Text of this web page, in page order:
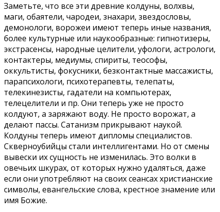
Заметьте, что все эти древние колдуны, волхвы,
маги, обаятели, чародеи, знахари, звездословы,
демонологи, ворожеи имеют теперь иные названия,
более культурные или наукообразные: гипнотизеры,
экстрасенсы, народные целители, уфологи, астрологи,
контактеры, медиумы, спириты, теософы,
оккультисты, фокусники, безконтактные массажисты,
парапсихологи, психотерапевты, телепаты,
телекинезисты, гадатели на компьютерах,
телецелители и пр. Они теперь уже не просто
колдуют, а заряжают воду. Не просто ворожат, а
делают пассы. Сатанизм прикрывают наукой.
Колдуны теперь имеют дипломы специалистов.
Скверноубийцы стали интеллигентами. Но от смены
вывески их сущность не изменилась. Это волки в
овечьих шкурах, от которых нужно удаляться, даже
если они употребляют на своих сеансах христианские
символы, евангельские слова, крестное знамение или
имя Божие.